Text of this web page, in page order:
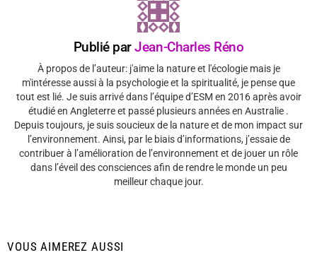
Publié parJean-Charles Réno
À propos de l’auteur: j'aime la nature et l'écologie mais je
m'intéresse aussi à la psychologie et la spiritualité, je pense que
tout est lié. Je suis arrivé dans l’équipe d’ESM en 2016 après avoir
étudié en Angleterre et passé plusieurs années en Australie .
Depuis toujours, je suis soucieux de la nature et de mon impact sur
l’environnement. Ainsi, par le biais d’informations, j’essaie de
contribuer à l’amélioration de l’environnement et de jouer un rôle
dans l’éveil des consciences afin de rendre le monde un peu
meilleur chaque jour.
VOUS AIMEREZ AUSSI